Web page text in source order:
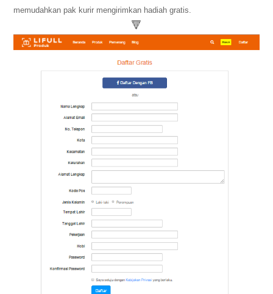
memudahkan pak kurir mengirimkan hadiah gratis.
🔻